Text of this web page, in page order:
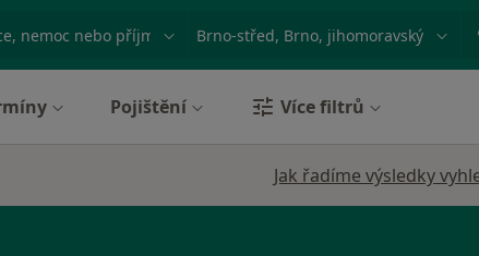
nemoc nebo příjmení Město nebo region
Pojištění Více filtrů
Jak řadíme výsledky